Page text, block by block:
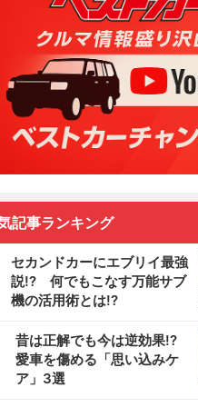
記事ランキング
セカンドカーにエブリイ最強
説!? 何でもこなす万能サブ
機の活用術とは!?
昔は正解でも今は逆効果!?
愛車を傷める「思い込みケ
ア」3選